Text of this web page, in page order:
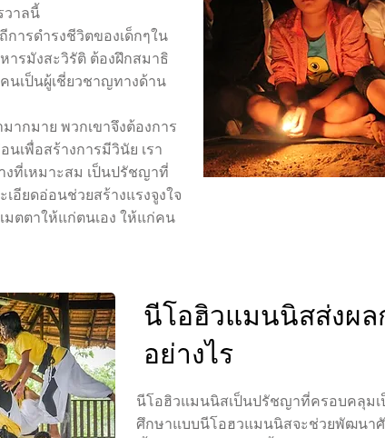
วาลนี้
ารดำรงชีวิตของเด็กๆใน
ารมังสะวิรัติ ต้องฝึกสมาธิ
นเป็นผู้เชี่ยวชาญทางด้าน
ากมาย พวกเขาจึงต้องการ
เพื่อสร้างการมีวินัย เรา
งที่เหมาะสม เป็นปรัชญาที่
อียดอ่อนช่วยสร้างแรงจูงใจ
ตตาให้แก่ตนเอง ให้แก่คน
นีโอฮิวแมนนิสส่งผ
อย่างไร
นีโอฮิวแมนนิสเป็นปรัชญาที่ครอบคลุมเ
ศึกษาแบบนีโอฮวแมนนิสจะช่วยพัฒนา